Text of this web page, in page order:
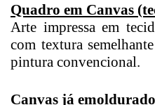
Quadro em Canvas
Arte impressa em
com textura
pintura convencional.
Canvas já